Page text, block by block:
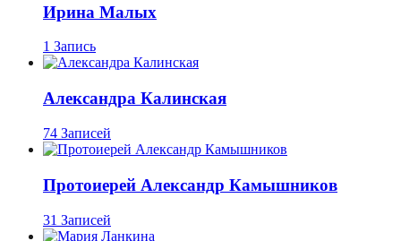
Ирина Малых
1 Запись
Александра Калинская
74 Записей
Протоиерей Александр Камышников
31 Записей